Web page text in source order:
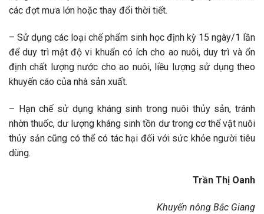
các đợt mưa lớn hoặc thay đổi thời tiết.
– Sử dụng các loại chế phẩm sinh học định kỳ 15 ngày/1 lần
để duy trì mật độ vi khuẩn có ích cho ao nuôi, duy trì và ổn
định chất lượng nước cho ao nuôi, liều lượng sử dụng theo
khuyến cáo của nhà sản xuất.
– Hạn chế sử dụng kháng sinh trong nuôi thủy sản, tránh
nhờn thuốc, dư lượng kháng sinh tồn dư trong cơ thể vật nuôi
thủy sản cũng có thể có tác hại đối với sức khỏe người tiêu
dùng.
Trần Thị Oanh
Khuyến nông Bắc Giang